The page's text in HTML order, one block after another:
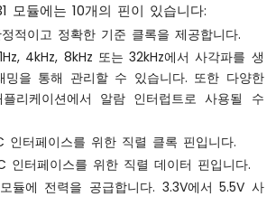
모듈에는 10개의 핀이 있습니다:
적이고 정확한 기준 클록을 제공합니다.
4kHz, 8kHz 또는 32kHz에서 사각파를 생
밍을 통해 관리할 수 있습니다. 또한 다양한
리케이션에서 알람 인터럽트로 사용될 수
인터페이스를 위한 직렬 클록 핀입니다.
인터페이스를 위한 직렬 데이터 핀입니다.
듈에 전력을 공급합니다. 3.3V에서 5.5V 사